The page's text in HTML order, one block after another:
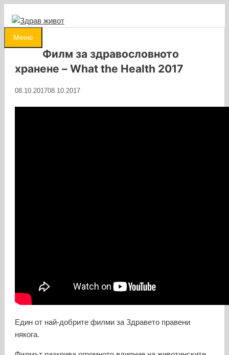
съдържанието
Меню
Филм за здравословното
хранене – What the Health 2017
08.10.201708.10.2017
Един от най-добрите филми за Здравето правени
някога.